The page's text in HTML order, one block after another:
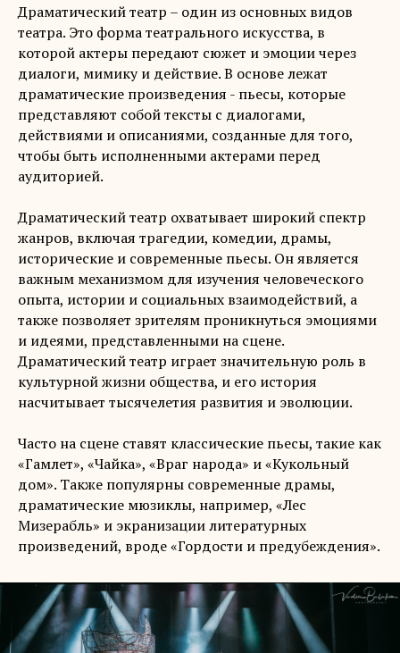
Драматический театр – один из основных видов
театра. Это форма театрального искусства, в
которой актеры передают сюжет и эмоции через
диалоги, мимику и действие. В основе лежат
драматические произведения - пьесы, которые
представляют собой тексты с диалогами,
действиями и описаниями, созданные для того,
чтобы быть исполненными актерами перед
аудиторией.
Драматический театр охватывает широкий спектр
жанров, включая трагедии, комедии, драмы,
исторические и современные пьесы. Он является
важным механизмом для изучения человеческого
опыта, истории и социальных взаимодействий, а
также позволяет зрителям проникнуться эмоциями
и идеями, представленными на сцене.
Драматический театр играет значительную роль в
культурной жизни общества, и его история
насчитывает тысячелетия развития и эволюции.
Часто на сцене ставят классические пьесы, такие как
«Гамлет», «Чайка», «Враг народа» и «Кукольный
дом». Также популярны современные драмы,
драматические мюзиклы, например, «Лес
Мизерабль» и экранизации литературных
произведений, вроде «Гордости и предубеждения».